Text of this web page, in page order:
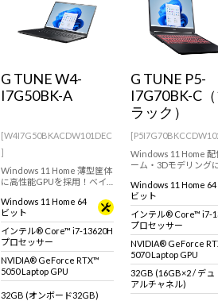
Copilot+ PC
AIおすすめパソコン
G TUNE W4-
I7G50BK-A
[W4I7G50BKACDW101DEC
]
Windows 11 Home 薄型筐体
に高性能GPUを採用！ベイ
却を実現！14型 WUXGA
144Hz液晶ゲーミングノート
PC！RTX 5050 Laptop GPU
搭載。
Windows 11 Home 64
ビット
インテル® Core™ i7-13620H
プロセッサー
NVIDIA® GeForce RTX™
5050 Laptop GPU
32GB (オンボード32GB)
G TUNE P5-
I7G70BK-C
ラック）
Windows 11 Home 配
ーム・3Dモデリング
WQHD液晶ゲーミン
トPC！RTX 5070
GPU 搭載。
Windows 11 Home 64
ビット
インテル® Core™ i7-
プロセッサー
NVIDIA® GeForce
5070 Laptop GPU
32GB (16GB×2 / デュ
アルチャネル)